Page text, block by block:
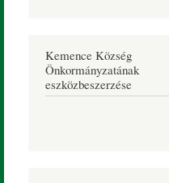
Kemence Község
Önkormányzatának
eszközbeszerzése